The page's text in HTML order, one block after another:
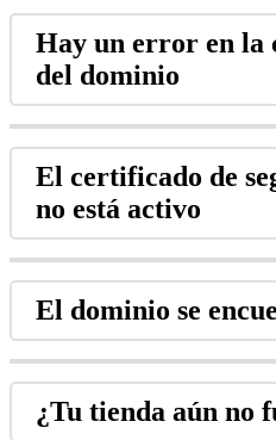
Hay un error en la
del dominio
El certificado de
no está activo
El dominio se
¿Tu tienda aún no